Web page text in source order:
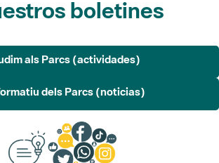
als Parcs (actividades)
opinión